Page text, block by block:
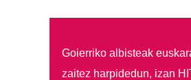
Goierriko albisteak
zaitez harpidedun, izan